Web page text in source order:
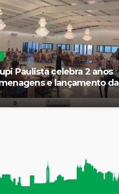
Paulista celebra 2 anos
e lançamento da